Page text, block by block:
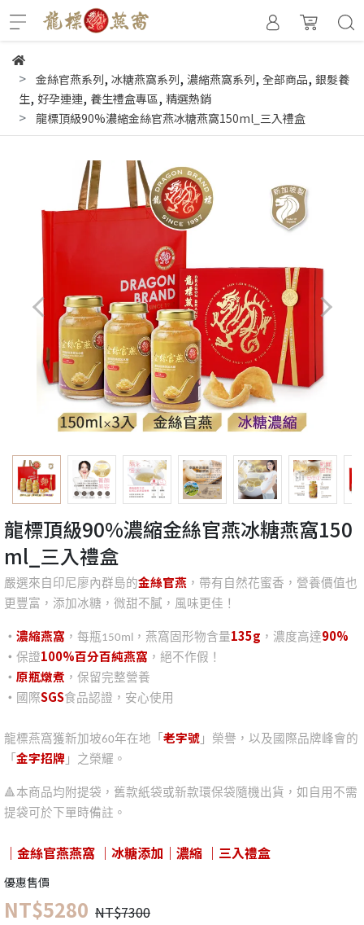
金絲官燕系列, 冰糖燕窩系列, 濃縮燕窩系列, 全部商品, 銀髮養
生, 好孕連連, 養生禮盒專區, 精選熱銷
龍標頂級90%濃縮金絲官燕冰糖燕窩150ml_三入禮盒
龍標頂級90%濃縮金絲官燕冰糖燕窩150
ml_三入禮盒
嚴選來自印尼廖內群島的金絲官燕 ，帶有自然花蜜香，營養價值也
更豐富，添加冰糖，微甜不膩，風味更佳！
‧ 濃縮燕窩 ，每瓶150ml，燕窩固形物含量135g ，濃度高達90%
‧ 保證100%百分百純燕窩 ，絕不作假！
‧ 原瓶燉煮 ，保留完整營養
‧ 國際SGS食品認證，安心使用
龍標燕窩獲新加坡60年在地「 老字號 」榮譽，以及國際品牌峰會的
「 金字招牌 」之榮耀。
🔺本商品均附提袋，舊款紙袋或新款環保袋隨機出貨，如自用不需
提袋可於下單時備註。
｜金絲官燕燕窩 ｜冰糖添加｜濃縮 ｜三入禮盒
優惠售價
NT$5280 NT$7300